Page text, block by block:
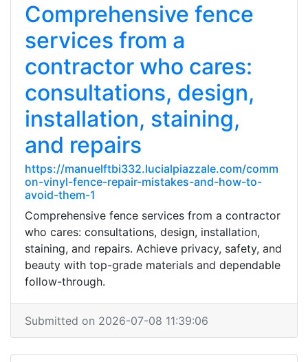
Comprehensive fence
services from a
contractor who cares:
consultations, design,
installation, staining,
and repairs
https://manuelftbi332.lucialpiazzale.com/comm
on-vinyl-fence-repair-mistakes-and-how-to-
avoid-them-1
Comprehensive fence services from a contractor
who cares: consultations, design, installation,
staining, and repairs. Achieve privacy, safety, and
beauty with top-grade materials and dependable
follow-through.
Submitted on 2026-07-08 11:39:06